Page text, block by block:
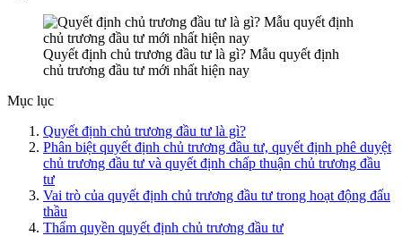
Quyết định chủ trương đầu tư là gì? Mẫu quyết định
chủ trương đầu tư mới nhất hiện nay
Mục lục
Quyết định chủ trương đầu tư là gì?
Phân biệt quyết định chủ trương đầu tư, quyết định phê duyệt
chủ trương đầu tư và quyết định chấp thuận chủ trương đầu
tư
Vai trò của quyết định chủ trương đầu tư trong hoạt động đấu
thầu
Thẩm quyền quyết định chủ trương đầu tư